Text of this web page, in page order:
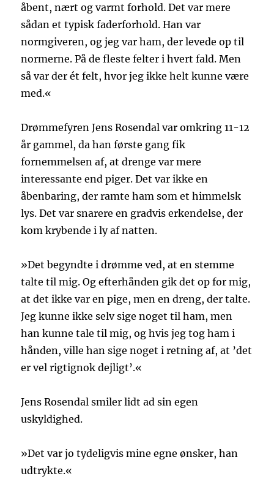
åbent, nært og varmt forhold. Det var mere
sådan et typisk faderforhold. Han var
normgiveren, og jeg var ham, der levede op til
normerne. På de fleste felter i hvert fald. Men
så var der ét felt, hvor jeg ikke helt kunne være
med.«
Drømmefyren Jens Rosendal var omkring 11-12
år gammel, da han første gang fik
fornemmelsen af, at drenge var mere
interessante end piger. Det var ikke en
åbenbaring, der ramte ham som et himmelsk
lys. Det var snarere en gradvis erkendelse, der
kom krybende i ly af natten.
»Det begyndte i drømme ved, at en stemme
talte til mig. Og efterhånden gik det op for mig,
at det ikke var en pige, men en dreng, der talte.
Jeg kunne ikke selv sige noget til ham, men
han kunne tale til mig, og hvis jeg tog ham i
hånden, ville han sige noget i retning af, at ’det
er vel rigtignok dejligt’.«
Jens Rosendal smiler lidt ad sin egen
uskyldighed.
»Det var jo tydeligvis mine egne ønsker, han
udtrykte.«